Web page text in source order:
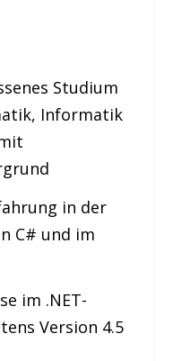
Studium
Informatik
in der
C# und im
im .NET-
Version 4.5